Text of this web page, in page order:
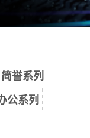
简誉系列
公系列